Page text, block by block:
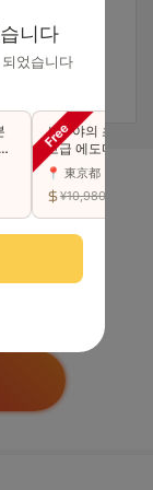
니다
었습니다
시부야의 초인기
고급 에도마에 초밥
카세 코스를 만끽하
능)
📍 東京都
¥10,980 → ¥0